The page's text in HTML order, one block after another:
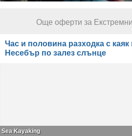
Още оферти за
Час и половина разходка с
Несебър по залез слънце
Sea Kayaking